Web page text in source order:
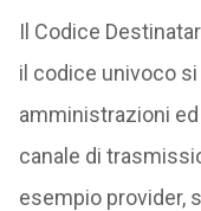
Il Codice
il codice univoco
amministrazioni
canale di
esempio provider,